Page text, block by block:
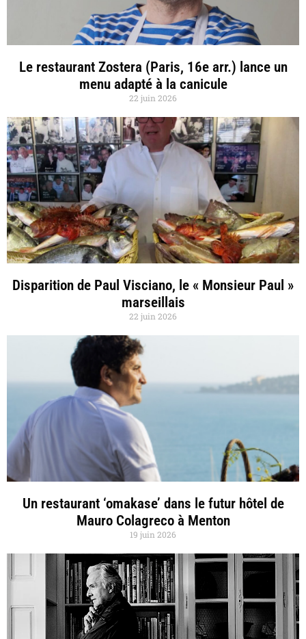
Le restaurant Zostera (Paris, 16e arr.) lance un
menu adapté à la canicule
22 juin 2026
Disparition de Paul Visciano, le « Monsieur Paul »
marseillais
22 juin 2026
Un restaurant ‘omakase’ dans le futur hôtel de
Mauro Colagreco à Menton
19 juin 2026